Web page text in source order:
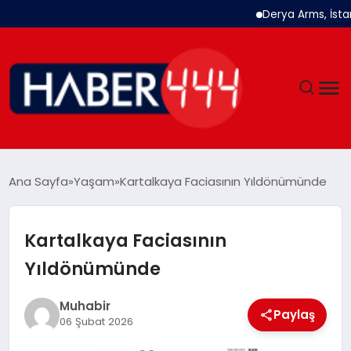
Derya Arms,
SIYASET
DÜNYA
SPOR
Ana Sayfa Yaşam Kartalkaya Faciasının Yıldönümünde
Kartalkaya Faciasının
Yıldönümünde
Muhabir
06 Şubat 2026 Paylaş